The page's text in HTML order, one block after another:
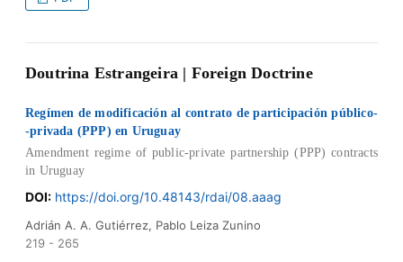
Doutrina Estrangeira | Foreign Doctrine
Regímen de modificación al contrato de participación público-
-privada (PPP) en Uruguay
Amendment regime of public-private partnership (PPP) contracts
in Uruguay
DOI: https://doi.org/10.48143/rdai/08.aaag
Adrián A. A. Gutiérrez, Pablo Leiza Zunino
219 - 265